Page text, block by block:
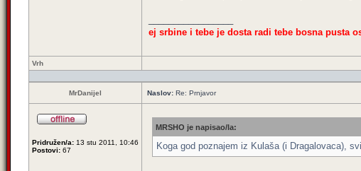
ej srbine i tebe je dosta radi tebe bosna pusta
Vrh
MrDanijel Naslov: Re: Prnjavor
Pridružen/a: 13 stu 2011, 10:46
Postovi: 67
MRSHO je napisao/la:
Koga god poznajem iz Kulaša (i Dragalovaca),